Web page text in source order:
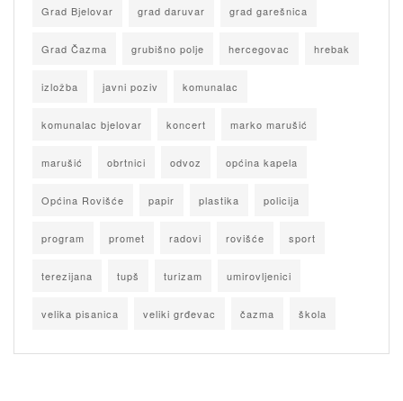
Grad Bjelovar grad daruvar grad garešnica
Grad Čazma grubišno polje hercegovac hrebak
izložba javni poziv komunalac
komunalac bjelovar koncert marko marušić
marušić obrtnici odvoz općina kapela
Općina Rovišće papir plastika policija
program promet radovi rovišće sport
terezijana tupš turizam umirovljenici
velika pisanica veliki grđevac čazma škola